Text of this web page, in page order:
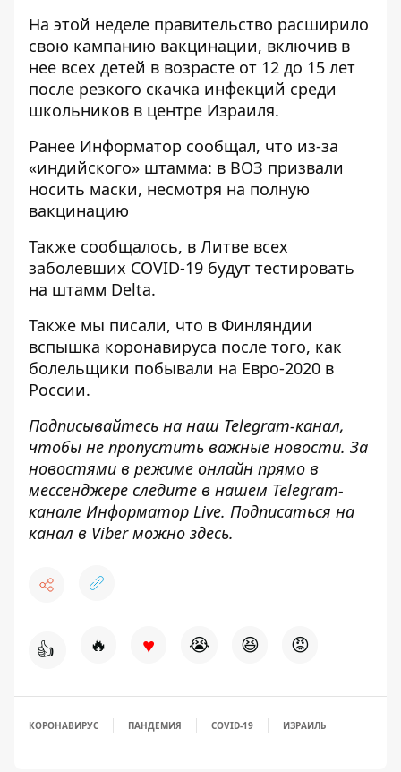
На этой неделе правительство расширило
свою кампанию вакцинации, включив в
нее всех детей в возрасте от 12 до 15 лет
после резкого скачка инфекций среди
школьников в центре Израиля.
Ранее Информатор сообщал, что из-за
«индийского» штамма: в ВОЗ призвали
носить маски, несмотря на полную
вакцинацию
Также сообщалось, в Литве всех
заболевших COVID-19 будут тестировать
на штамм Delta.
Также мы писали, что в Финляндии
вспышка коронавируса после того, как
болельщики побывали на Евро-2020 в
России.
Подписывайтесь на наш Telegram-канал,
чтобы не пропустить важные новости. За
новостями в режиме онлайн прямо в
мессенджере следите в нашем Telegram-
канале Информатор Live. Подписаться на
канал в Viber можно здесь.
👍 🔥 ♥ 😭 😆 😡
КОРОНАВИРУС ПАНДЕМИЯ COVID-19 ИЗРАИЛЬ